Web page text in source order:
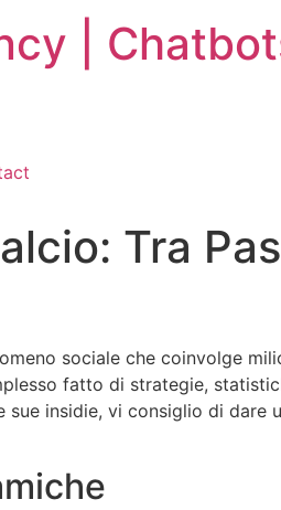
|
Tra
sociale che coinvolge
fatto di strategie,
insidie, vi consiglio di dare